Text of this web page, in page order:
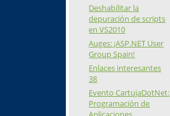
Deshabilitar la
depuración de scripts
en VS2010
Auges: ¡ASP.NET User
Group Spain!
Enlaces interesantes
38
Evento CartujaDotNet:
Programación de